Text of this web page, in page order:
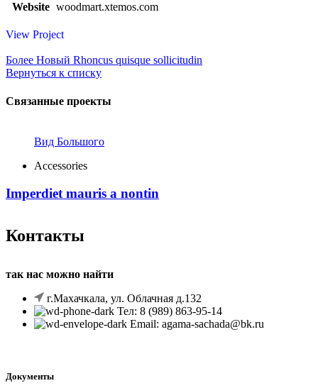
Website woodmart.xtemos.com
View Project
Более Новый Rhoncus quisque sollicitudin
Вернуться к списку
Связанные проекты
Вид Большого
Accessories
Imperdiet mauris a nontin
Контакты
так нас можно найти
г.Махачкала, ул. Облачная д.132
Тел: 8 (989) 863-95-14
Email: agama-sachada@bk.ru
Документы